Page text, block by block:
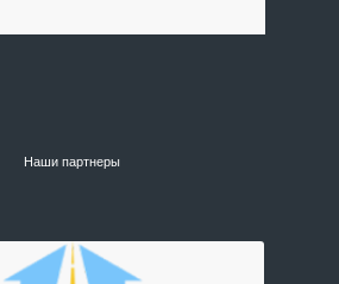
Наши партнеры